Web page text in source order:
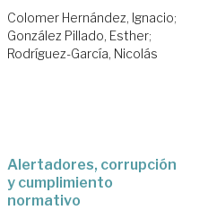
Colomer Hernández, Ignacio;
González Pillado, Esther;
Rodríguez-García, Nicolás
Alertadores, corrupción
y cumplimiento
normativo